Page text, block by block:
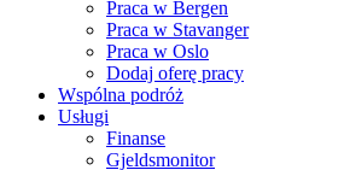
Praca w Bergen
Praca w Stavanger
Praca w Oslo
Dodaj oferę pracy
Wspólna podróż
Usługi
Finanse
Gjeldsmonitor